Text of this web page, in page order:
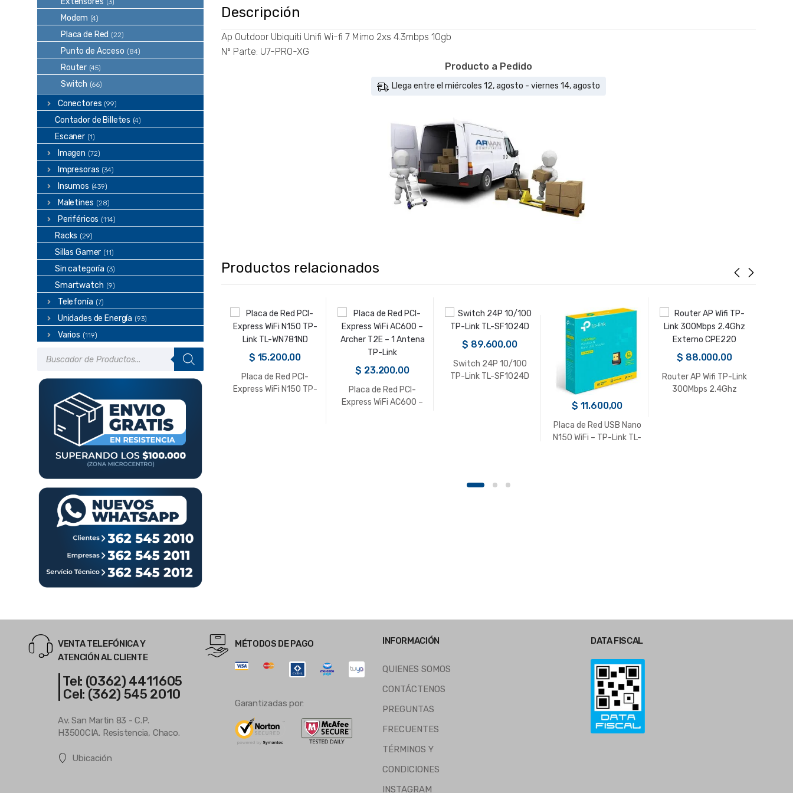
Descripción
Ap Outdoor Ubiquiti Unifi Wi-fi 7 Mimo 2xs 4.3mbps 10gb
Nº Parte: U7-PRO-XG
Producto a Pedido
Llega entre el miércoles 12, agosto - viernes 14, agosto
Productos relacionados
$ 15.200,00
Placa de Red PCI-
Express WiFi N150 TP-
$ 23.200,00
Placa de Red PCI-
Express WiFi AC600 –
$ 89.600,00
Switch 24P 10/100
TP-Link TL-SF1024D
$ 11.600,00
Placa de Red USB Nano
N150 WiFi – TP-Link TL-
$ 88.000,00
Router AP Wifi TP-Link
300Mbps 2.4Ghz
(3)
Modem (4)
Placa de Red (22)
Punto de Acceso (84)
Router (45)
Switch (66)
Conectores (99)
Contador de Billetes (4)
Escaner (1)
Imagen (72)
Impresoras (34)
Insumos (439)
Maletines (28)
Periféricos (114)
Racks (29)
Sillas Gamer (11)
Sin categoría (3)
Smartwatch (9)
Telefonía (7)
Unidades de Energía (93)
Varios (119)
de
VENTA TELEFÓNICA Y
ATENCIÓN AL CLIENTE
| Tel: (0362) 4411605
| Cel: (362) 545 2010
Av. San Martin 83 - C.P.
H3500CIA. Resistencia, Chaco.
Ubicación
MÉTODOS DE PAGO
Garantizadas por:
INFORMACIÓN
QUIENES SOMOS
CONTÁCTENOS
PREGUNTAS
FRECUENTES
TÉRMINOS Y
CONDICIONES
INSTAGRAM
DATA FISCAL